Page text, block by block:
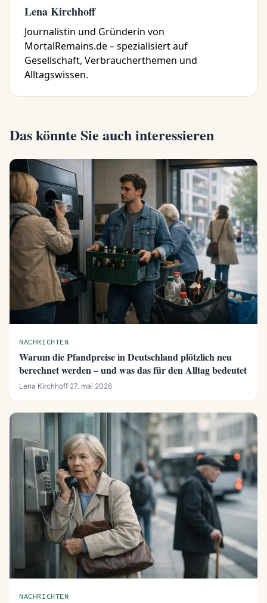
Lena Kirchhoff
Journalistin und Gründerin von
MortalRemains.de – spezialisiert auf
Gesellschaft, Verbraucherthemen und
Alltagswissen.
Das könnte Sie auch interessieren
NACHRICHTEN
Warum die Pfandpreise in Deutschland plötzlich neu
berechnet werden – und was das für den Alltag bedeutet
Lena Kirchhoff·27. mai 2026
NACHRICHTEN